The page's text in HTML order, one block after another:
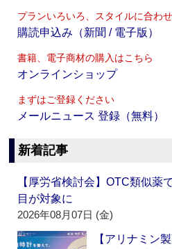
プランいろいろ、スタイルに合わ
購読申込み（新聞 / 電子版）
書籍、電子商材の購入はこちら
オンラインショップ
まずはご登録ください
メールニュース 登録（無料）
新着記事
【厚労省検討会】OTC類似薬
目が対象に
2026年08月07日 (金)
【アリナミン